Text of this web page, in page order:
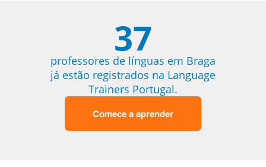
37
professores de línguas em Braga
já estão registrados na Language
Trainers Portugal.
Comece a aprender